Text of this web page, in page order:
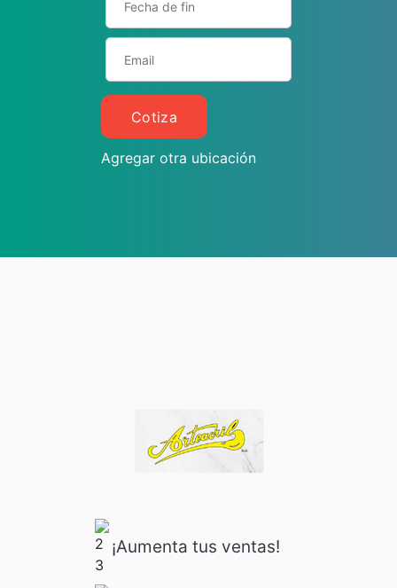
Cotiza
Agregar otra ubicación
¡Aumenta tus ventas!